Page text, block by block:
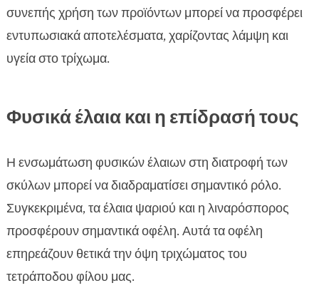
συνεπής χρήση των προϊόντων μπορεί να προσφέρει
εντυπωσιακά αποτελέσματα, χαρίζοντας λάμψη και
υγεία στο τρίχωμα.
Φυσικά έλαια και η επίδρασή τους
Η ενσωμάτωση φυσικών έλαιων στη διατροφή των
σκύλων μπορεί να διαδραματίσει σημαντικό ρόλο.
Συγκεκριμένα, τα έλαια ψαριού και η λιναρόσπορος
προσφέρουν σημαντικά οφέλη. Αυτά τα οφέλη
επηρεάζουν θετικά την όψη τριχώματος του
τετράποδου φίλου μας.